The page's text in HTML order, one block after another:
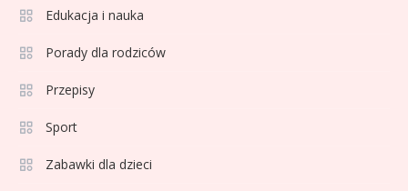
1 Zdrowie
Celebryci
Edukacja i nauka
Porady dla rodziców
Przepisy
Sport
Zabawki dla dzieci